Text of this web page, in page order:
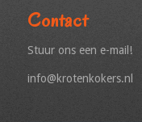
Contact
Stuur ons een e-mail!
info@krotenkokers.nl